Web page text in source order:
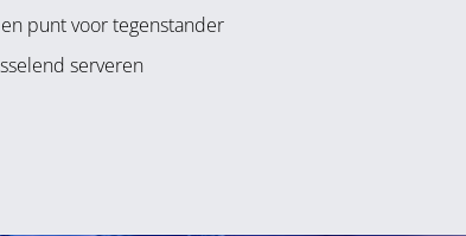
punt voor tegenstander
serveren